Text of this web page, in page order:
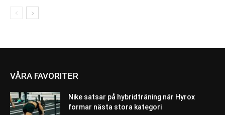
VÅRA FAVORITER
Nike satsar på hybridträning när Hyrox
formar nästa stora kategori